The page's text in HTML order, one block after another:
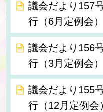
議会だより157
行（6月定例会）
議会だより156
行（3月定例会）
議会だより155
行（12月定例会